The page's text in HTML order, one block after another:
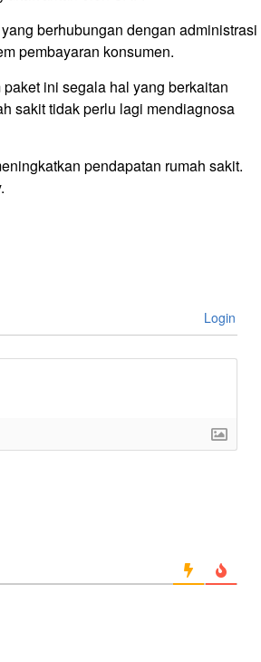
berhubungan dengan administrasi
pembayaran konsumen.
ini segala hal yang berkaitan
sakit tidak perlu lagi mendiagnosa
pendapatan rumah sakit.
Login